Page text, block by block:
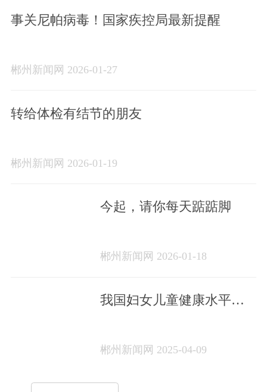
事关尼帕病毒！国家疾控局最新提醒
郴州新闻网 2026-01-27
转给体检有结节的朋友
郴州新闻网 2026-01-19
今起，请你每天踮踮脚
郴州新闻网 2026-01-18
我国妇女儿童健康水平显
郴州新闻网 2025-04-09